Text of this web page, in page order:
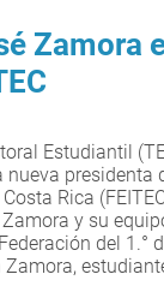
Zamora
Estudiantil
presidenta
Rica
y su
del 1.°
Zamora,